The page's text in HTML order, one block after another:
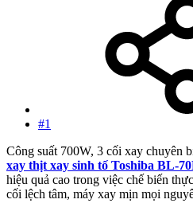
#1
Công suất 700W, 3 cối xay chuyên
xay thịt xay sinh tố Toshiba BL-
hiệu quả cao trong việc chế biến
cối lệch tâm, máy xay mịn mọi